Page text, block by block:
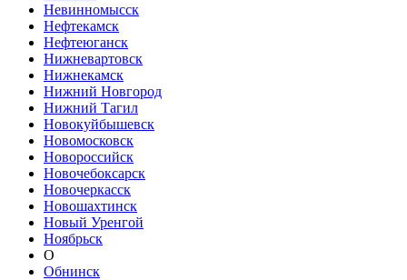
Невинномысск
Нефтекамск
Нефтеюганск
Нижневартовск
Нижнекамск
Нижний Новгород
Нижний Тагил
Новокуйбышевск
Новомосковск
Новороссийск
Новочебоксарск
Новочеркасск
Новошахтинск
Новый Уренгой
Ноябрьск
О
Обнинск